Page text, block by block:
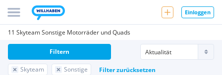
Einloggen
11 Skyteam Sonstige Motorräder und Quads
Skyteam Sonstige Filter zurücksetzen
Filtern